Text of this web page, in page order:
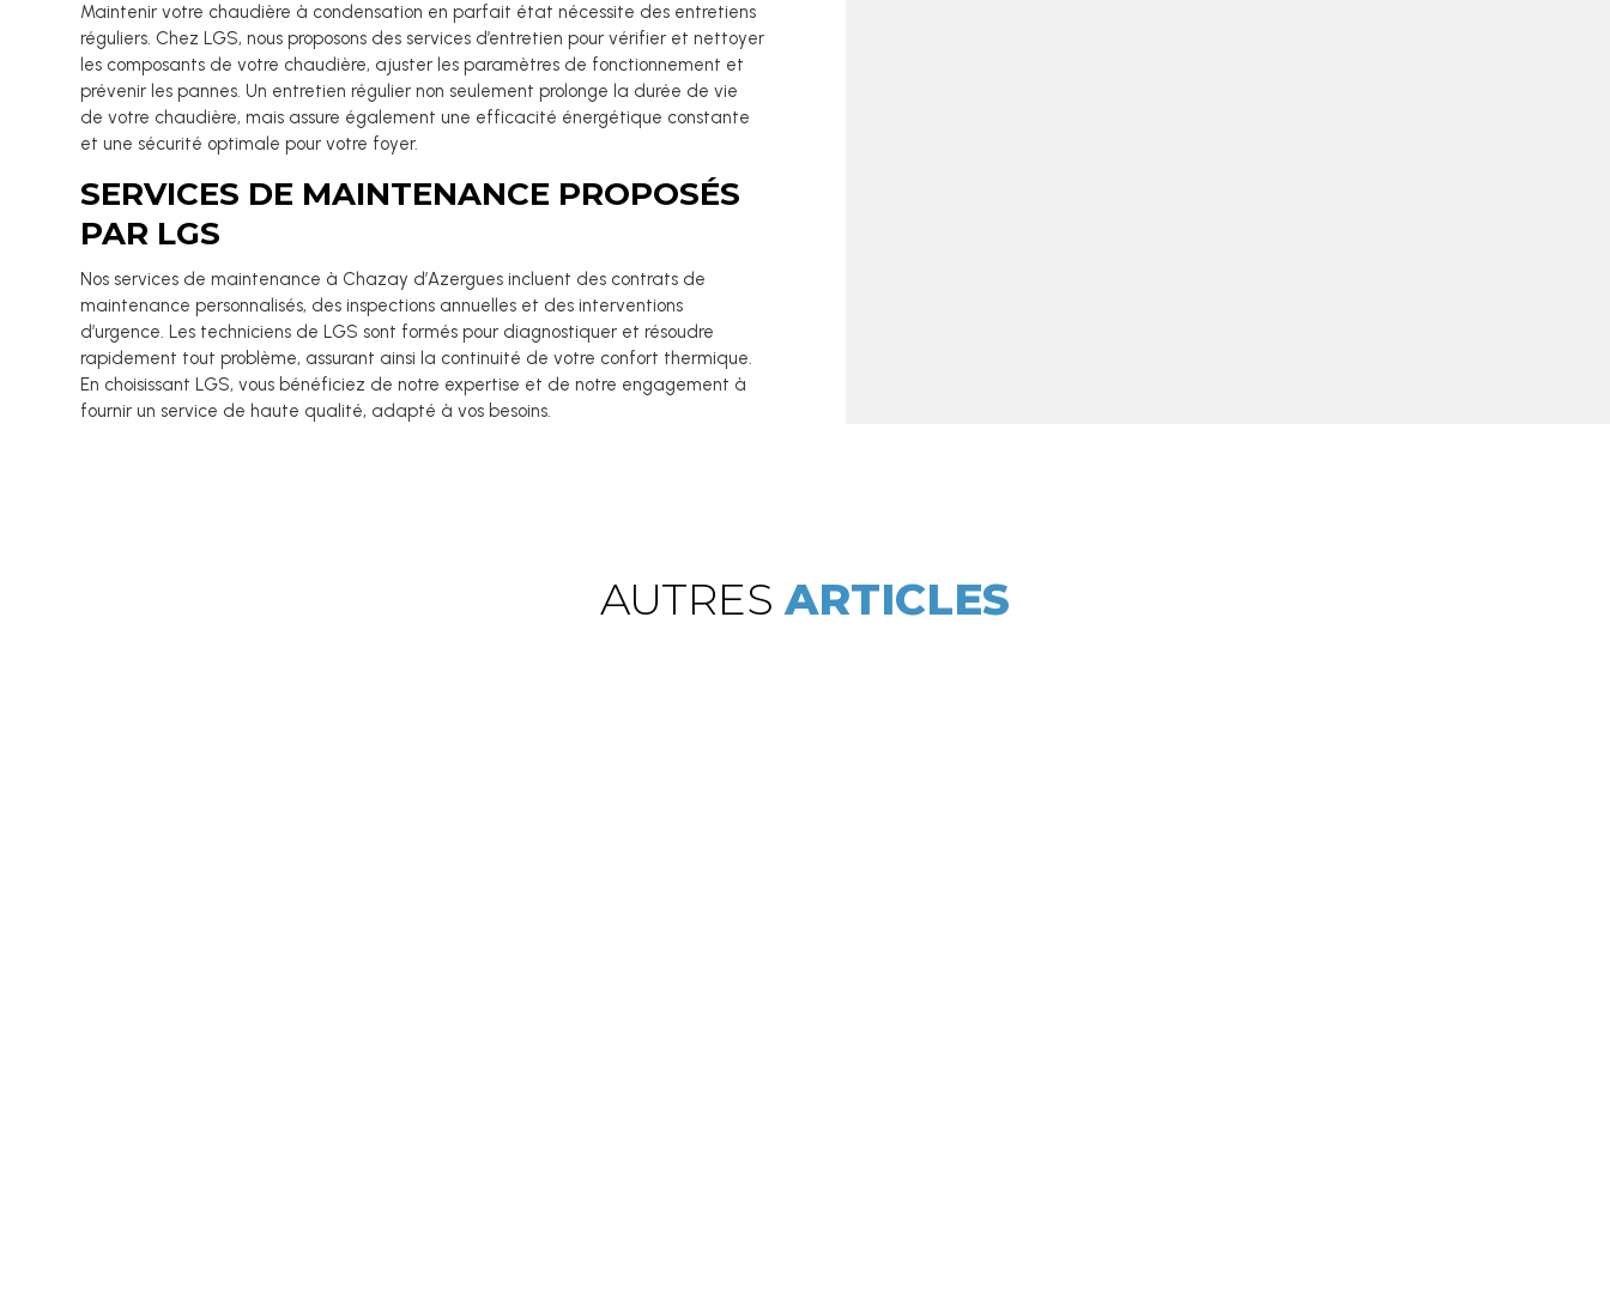
Maintenir votre chaudière à condensation en parfait état nécessite des entretiens
réguliers. Chez LGS, nous proposons des services d’entretien pour vérifier et nettoyer
les composants de votre chaudière, ajuster les paramètres de fonctionnement et
prévenir les pannes. Un entretien régulier non seulement prolonge la durée de vie
de votre chaudière, mais assure également une efficacité énergétique constante
et une sécurité optimale pour votre foyer.
SERVICES DE MAINTENANCE PROPOSÉS
PAR LGS
Nos services de maintenance à Chazay d’Azergues incluent des contrats de
maintenance personnalisés, des inspections annuelles et des interventions
d’urgence. Les techniciens de LGS sont formés pour diagnostiquer et résoudre
rapidement tout problème, assurant ainsi la continuité de votre confort thermique.
En choisissant LGS, vous bénéficiez de notre expertise et de notre engagement à
fournir un service de haute qualité, adapté à vos besoins.
AUTRESARTICLES